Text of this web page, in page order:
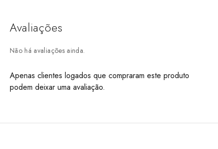
Avaliações
Não há avaliações ainda.
Apenas clientes logados que compraram este produto
podem deixar uma avaliação.